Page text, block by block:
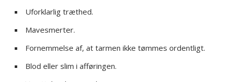
Uforklarlig træthed.
Mavesmerter.
Fornemmelse af, at tarmen ikke tømmes ordentligt.
Blod eller slim i afføringen.